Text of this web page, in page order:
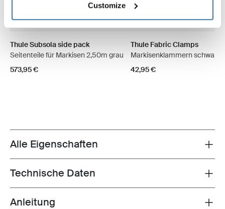
Customize
Thule Subsola side pack
Seitenteile für Markisen 2,50m grau
573,95 €
Thule Fabric Clamps
Markisenklammern schwarz
42,95 €
Toggle features
Alle Eigenschaften
Toggle techspec
Technische Daten
Toggle guides and instructions
Anleitung